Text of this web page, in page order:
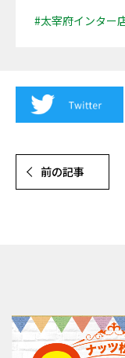
#太宰府インター
前の記事